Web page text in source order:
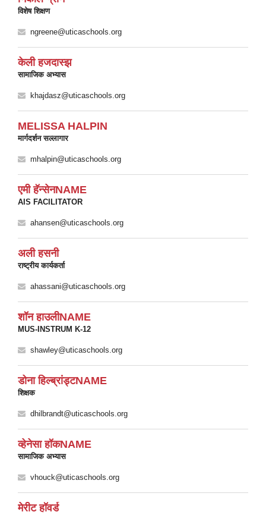
विशेष शिक्षण
ngreene@uticaschools.org
केली हजदास्झ
सामाजिक अभ्यास
khajdasz@uticaschools.org
MELISSA HALPIN
मार्गदर्शन सल्लागार
mhalpin@uticaschools.org
एमी हॅन्सेनNAME
AIS FACILITATOR
ahansen@uticaschools.org
अली हसनी
राष्ट्रीय कार्यकर्ता
ahassani@uticaschools.org
शॉन हाउलीNAME
MUS-INSTRUM K-12
shawley@uticaschools.org
डोना हिल्ब्रांड्टNAME
शिक्षक
dhilbrandt@uticaschools.org
व्हेनेसा हॉकNAME
सामाजिक अभ्यास
vhouck@uticaschools.org
मेरीट हॉवर्ड